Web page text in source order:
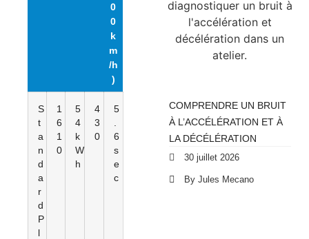
0
0
k
m
/h
)
S
t
a
n
d
a
r
d
P
l
1
6
1
0
5
4
k
W
h
4
3
0
5
6
s
e
c
COMPRENDRE UN BRUIT
À L’ACCÉLÉRATION ET À
LA DÉCÉLÉRATION
30 juillet 2026
By Jules Mecano